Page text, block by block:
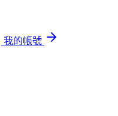
我的帳號